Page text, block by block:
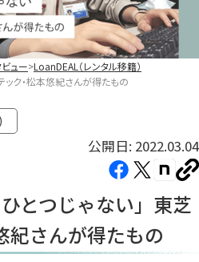
ビュー LoanDEAL（レンタル移籍）
ック・松本悠紀さんが得たもの
公開日: 2022.03.04
Facebook（新
い
タ
ブ
X（新
い
タ
ブ
note（新
い
タ
ブ
コ
ピ
とつじゃない」東芝
紀さんが得たもの